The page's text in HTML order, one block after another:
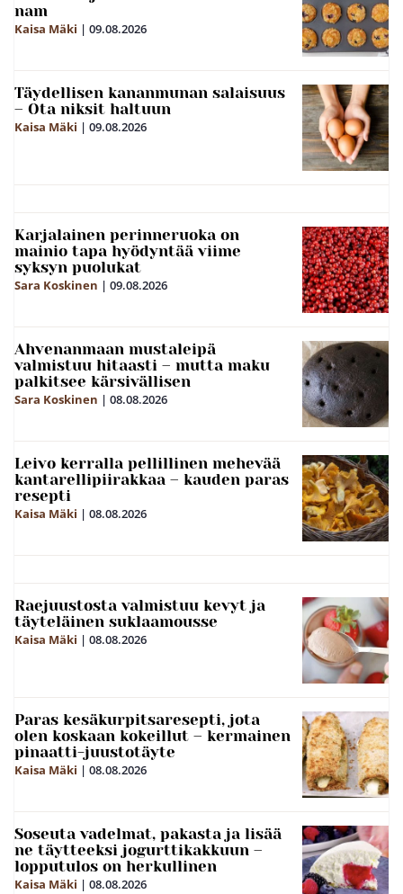
nam
Kaisa Mäki | 09.08.2026
Täydellisen kananmunan salaisuus
– Ota niksit haltuun
Kaisa Mäki | 09.08.2026
Karjalainen perinneruoka on
mainio tapa hyödyntää viime
syksyn puolukat
Sara Koskinen | 09.08.2026
Ahvenanmaan mustaleipä
valmistuu hitaasti – mutta maku
palkitsee kärsivällisen
Sara Koskinen | 08.08.2026
Leivo kerralla pellillinen mehevää
kantarellipiirakkaa – kauden paras
resepti
Kaisa Mäki | 08.08.2026
Raejuustosta valmistuu kevyt ja
täyteläinen suklaamousse
Kaisa Mäki | 08.08.2026
Paras kesäkurpitsaresepti, jota
olen koskaan kokeillut – kermainen
pinaatti-juustotäyte
Kaisa Mäki | 08.08.2026
Soseuta vadelmat, pakasta ja lisää
ne täytteeksi jogurttikakkuun –
lopputulos on herkullinen
Kaisa Mäki | 08.08.2026